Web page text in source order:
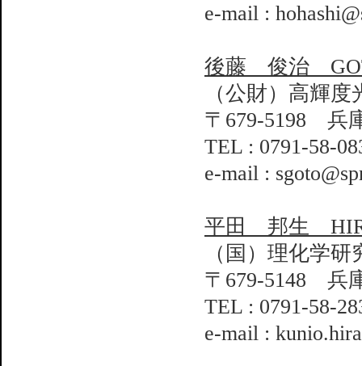
e-mail :
後藤 俊治
（公財）高輝
〒679-5198 兵
TEL : 0791-58-
e-mail :
平田 邦生
（国）理化学
〒679-5148 兵
TEL : 0791-58-
e-mail :